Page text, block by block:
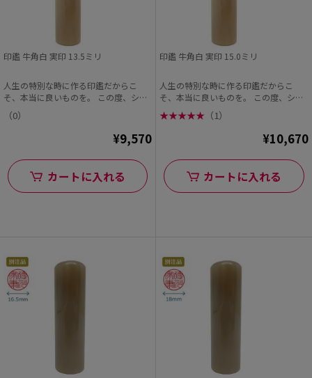
印鑑 牛角白 実印 13.5ミリ
人生の特別な時に作る印鑑だからこ
そ、本当に良いものを。 この度、シヤ
チハタオフィシャル...
（0）
¥9,570
カートに入れる
印鑑 牛角白 実印 15.0ミリ
人生の特別な時に作る印鑑だからこ
そ、本当に良いものを。 この度、シヤ
チハタオフィシャル...
★★★★★ （1）
¥10,670
カートに入れる